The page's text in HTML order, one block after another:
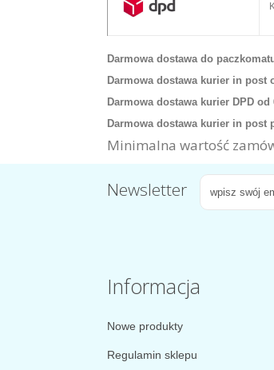
Darmowa dostawa do
Darmowa dostawa kurier in post
Darmowa dostawa kurier DPD od
Darmowa dostawa kurier in post
Minimalna wartość
Newsletter
Informacja
Nowe produkty
Regulamin sklepu